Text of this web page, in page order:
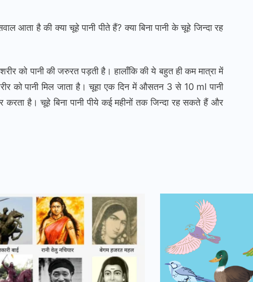
आता है की क्या चूहे पानी पीते हैं? क्या बिना पानी के चूहे जिन्दा रह
को पानी की जरुरत पड़ती है। हालाँकि की ये बहुत ही कम मात्रा में
को पानी मिल जाता है। चूहा एक दिन में औसतन 3 से 10 ml पानी
करता है। चूहे बिना पानी पीये कई महीनों तक जिन्दा रह सकते हैं और